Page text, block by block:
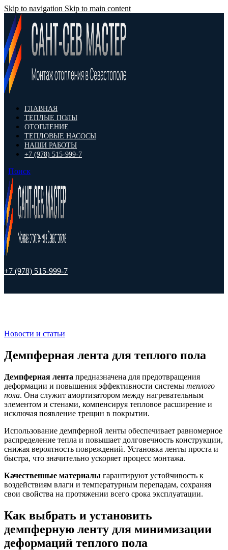
Skip to navigation Skip to main content
ГЛАВНАЯ
ТЕПЛЫЕ ПОЛЫ
ОТОПЛЕНИЕ
ТЕПЛОВЫЕ НАСОСЫ
НАШИ РАБОТЫ
+7 (978) 515-999-7
Поиск
+7 (978) 515-999-7
Новости и статьи
Демпферная лента для теплого пола
Демпферная лента предназначена для предотвращения
деформации и повышения эффективности системы теплого
пола. Она служит амортизатором между нагревательным
элементом и стенами, компенсируя тепловое расширение и
исключая появление трещин в покрытии.
Использование демпферной ленты обеспечивает равномерное
распределение тепла и повышает долговечность конструкции,
снижая вероятность повреждений. Установка ленты проста и
быстра, что значительно ускоряет процесс монтажа.
Качественные материалы гарантируют устойчивость к
воздействиям влаги и температурным перепадам, сохраняя
свои свойства на протяжении всего срока эксплуатации.
Как выбрать и установить
демпферную ленту для минимизации
деформаций теплого пола